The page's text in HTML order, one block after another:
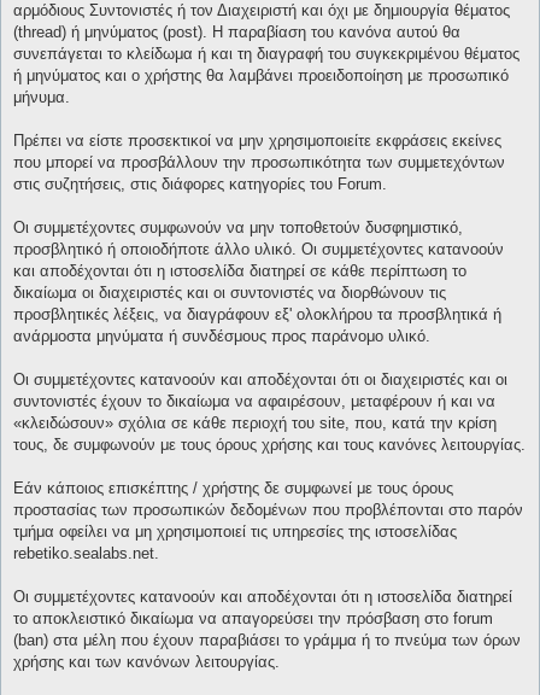
αρμόδιους Συντονιστές ή τον Διαχειριστή και όχι με δημιουργία θέματος
(thread) ή μηνύματος (post). Η παραβίαση του κανόνα αυτού θα
συνεπάγεται το κλείδωμα ή και τη διαγραφή του συγκεκριμένου θέματος
ή μηνύματος και ο χρήστης θα λαμβάνει προειδοποίηση με προσωπικό
μήνυμα.
Πρέπει να είστε προσεκτικοί να μην χρησιμοποιείτε εκφράσεις εκείνες
που μπορεί να προσβάλλουν την προσωπικότητα των συμμετεχόντων
στις συζητήσεις, στις διάφορες κατηγορίες του Forum.
Οι συμμετέχοντες συμφωνούν να μην τοποθετούν δυσφημιστικό,
προσβλητικό ή οποιοδήποτε άλλο υλικό. Οι συμμετέχοντες κατανοούν
και αποδέχονται ότι η ιστοσελίδα διατηρεί σε κάθε περίπτωση το
δικαίωμα οι διαχειριστές και οι συντονιστές να διορθώνουν τις
προσβλητικές λέξεις, να διαγράφουν εξ' ολοκλήρου τα προσβλητικά ή
ανάρμοστα μηνύματα ή συνδέσμους προς παράνομο υλικό.
Οι συμμετέχοντες κατανοούν και αποδέχονται ότι οι διαχειριστές και οι
συντονιστές έχουν το δικαίωμα να αφαιρέσουν, μεταφέρουν ή και να
«κλειδώσουν» σχόλια σε κάθε περιοχή του site, που, κατά την κρίση
τους, δε συμφωνούν με τους όρους χρήσης και τους κανόνες λειτουργίας.
Εάν κάποιος επισκέπτης / χρήστης δε συμφωνεί με τους όρους
προστασίας των προσωπικών δεδομένων που προβλέπονται στο παρόν
τμήμα οφείλει να μη χρησιμοποιεί τις υπηρεσίες της ιστοσελίδας
rebetiko.sealabs.net.
Οι συμμετέχοντες κατανοούν και αποδέχονται ότι η ιστοσελίδα διατηρεί
το αποκλειστικό δικαίωμα να απαγορεύσει την πρόσβαση στο forum
(ban) στα μέλη που έχουν παραβιάσει το γράμμα ή το πνεύμα των όρων
χρήσης και των κανόνων λειτουργίας.